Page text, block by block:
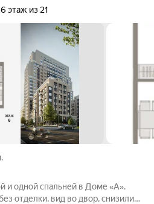
6 этаж из 21
и одной спальней в Доме «А».
отделки, вид во двор, снизили